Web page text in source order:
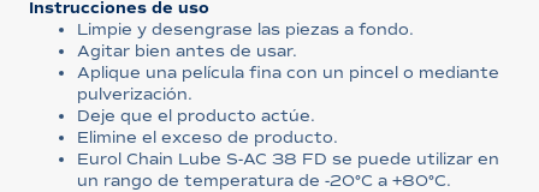
Instrucciones de uso
Limpie y desengrase las piezas a fondo.
Agitar bien antes de usar.
Aplique una película fina con un pincel o mediante
pulverización.
Deje que el producto actúe.
Elimine el exceso de producto.
Eurol Chain Lube S-AC 38 FD se puede utilizar en
un rango de temperatura de -20°C a +80°C.